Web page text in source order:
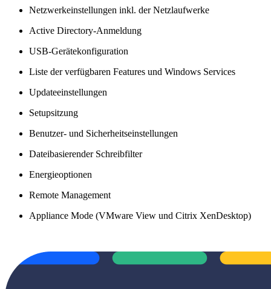
Netzwerkeinstellungen inkl. der Netzlaufwerke
Active Directory-Anmeldung
USB-Gerätekonfiguration
Liste der verfügbaren Features und Windows Services
Updateeinstellungen
Setupsitzung
Benutzer- und Sicherheitseinstellungen
Dateibasierender Schreibfilter
Energieoptionen
Remote Management
Appliance Mode (VMware View und Citrix XenDesktop)